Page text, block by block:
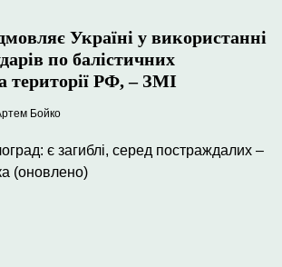
Україні у використанні
по балістичних
території РФ, – ЗМІ
Бойко